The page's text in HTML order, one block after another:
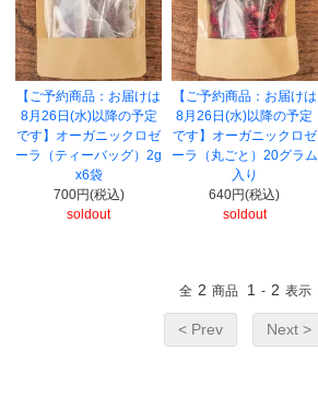
【ご予約商品：お届けは
8月26日(水)以降の予定
です】オーガニックロゼ
ーラ（ティーバッグ）2g
x6袋
700円(税込)
soldout
【ご予約商品：お届けは
8月26日(水)以降の予定
です】オーガニックロゼ
ーラ（丸ごと）20グラム
入り
640円(税込)
soldout
全 2 商品 1 - 2 表示
< Prev Next >